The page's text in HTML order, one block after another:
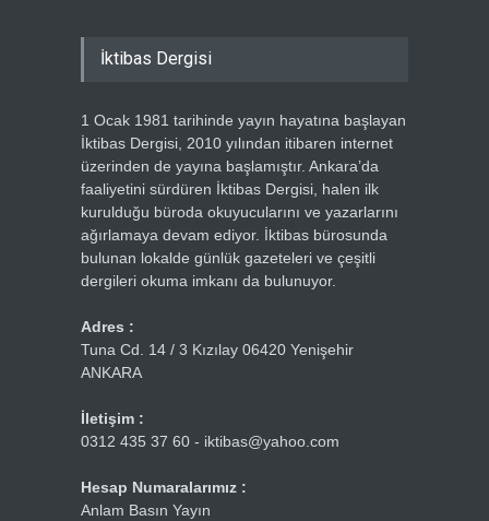
İktibas Dergisi
1 Ocak 1981 tarihinde yayın hayatına başlayan
İktibas Dergisi, 2010 yılından itibaren internet
üzerinden de yayına başlamıştır. Ankara’da
faaliyetini sürdüren İktibas Dergisi, halen ilk
kurulduğu büroda okuyucularını ve yazarlarını
ağırlamaya devam ediyor. İktibas bürosunda
bulunan lokalde günlük gazeteleri ve çeşitli
dergileri okuma imkanı da bulunuyor.
Adres :
Tuna Cd. 14 / 3 Kızılay 06420 Yenişehir
ANKARA
İletişim :
0312 435 37 60 - iktibas@yahoo.com
Hesap Numaralarımız :
Anlam Basın Yayın